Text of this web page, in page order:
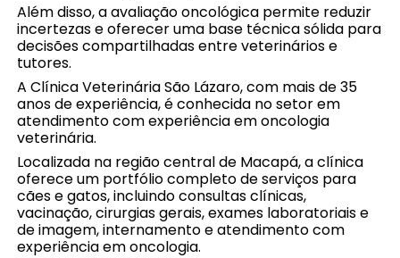
Além disso, a avaliação oncológica permite reduzir
incertezas e oferecer uma base técnica sólida para
decisões compartilhadas entre veterinários e
tutores.
A Clínica Veterinária São Lázaro, com mais de 35
anos de experiência, é conhecida no setor em
atendimento com experiência em oncologia
veterinária.
Localizada na região central de Macapá, a clínica
oferece um portfólio completo de serviços para
cães e gatos, incluindo consultas clínicas,
vacinação, cirurgias gerais, exames laboratoriais e
de imagem, internamento e atendimento com
experiência em oncologia.